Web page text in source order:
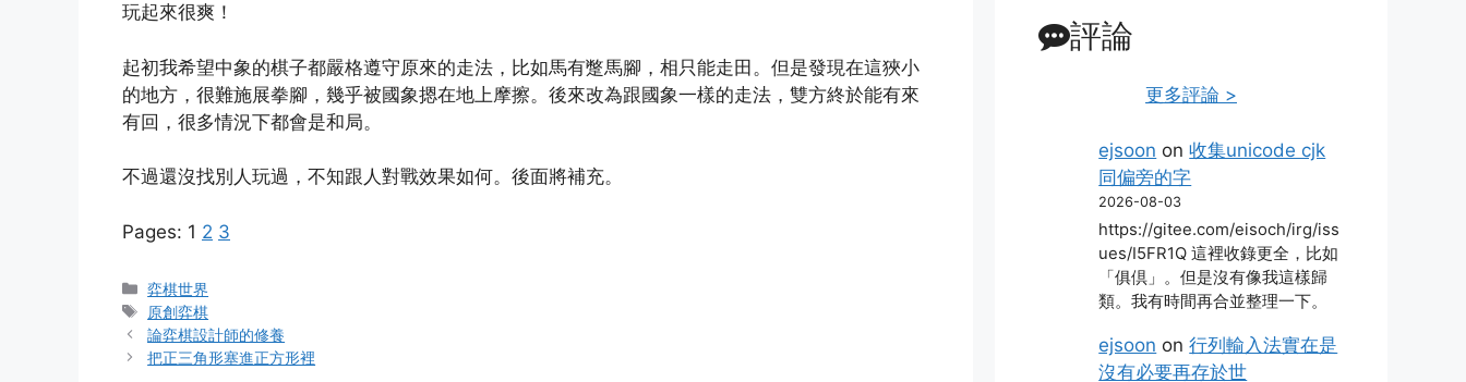
玩起來很爽！
起初我希望中象的棋子都嚴格遵守原來的走法，比如馬有蹩馬腳，相只能走田。但是發現在這狹小
的地方，很難施展拳腳，幾乎被國象摁在地上摩擦。後來改為跟國象一樣的走法，雙方終於能有來
有回，很多情況下都會是和局。
不過還沒找別人玩過，不知跟人對戰效果如何。後面將補充。
Pages: 1 2 3
Categories
弈棋世界
Tags
原創弈棋
論弈棋設計師的修養
把正三角形塞進正方形裡
評論
更多評論 >
ejsoon on收集unicode cjk
同偏旁的字
2026-08-03
https://gitee.com/eisoch/irg/iss
ues/I5FR1Q 這裡收錄更全，比如
「俱倶」。但是沒有像我這樣歸
類。我有時間再合並整理一下。
ejsoon on行列輸入法實在是
沒有必要再存於世